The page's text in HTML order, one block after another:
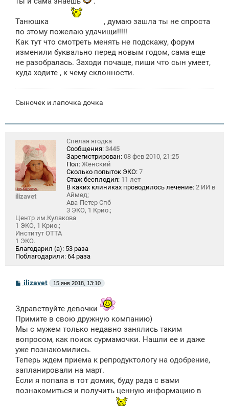
Танюшка
, думаю зашла ты не спроста
по этому пожелаю удачищи!!!!!
Как тут что смотреть менять не подскажу, форум
изменили буквально перед новым годом, сама еще
не разобралась. Заходи почаще, пиши что сын умеет,
куда ходите , к чему склонности.
Сыночек и лапочка дочка
ilizavet
Спелая ягодка
Сообщения: 3445
Зарегистрирован: 08 фев 2010, 21:25
Пол: Женский
Сколько попыток ЭКО: 7
Стаж бесплодия: 11 лет
В каких клиниках проводилось лечение: 2 ИИ в
Аймед;
Ава-Петер Спб
3 ЭКО, 1 Крио.;
Центр им.Кулакова
1 ЭКО, 1 Крио.;
Институт ОТТА
1 ЭКО.
Благодарил (а): 53 раза
Поблагодарили: 64 раза
С
щ
е
н
и
е
ilizavet 15 янв 2018, 13:10
Здравствуйте девочки
Примите в свою дружную компанию)
Мы с мужем только недавно занялись таким
вопросом, как поиск сурмамочки. Нашли ее и даже
уже познакомились.
Теперь ждем приема к репродуктологу на одобрение,
запланировали на март.
Если я попала в тот домик, буду рада с вами
познакомиться и получить ценную информацию в